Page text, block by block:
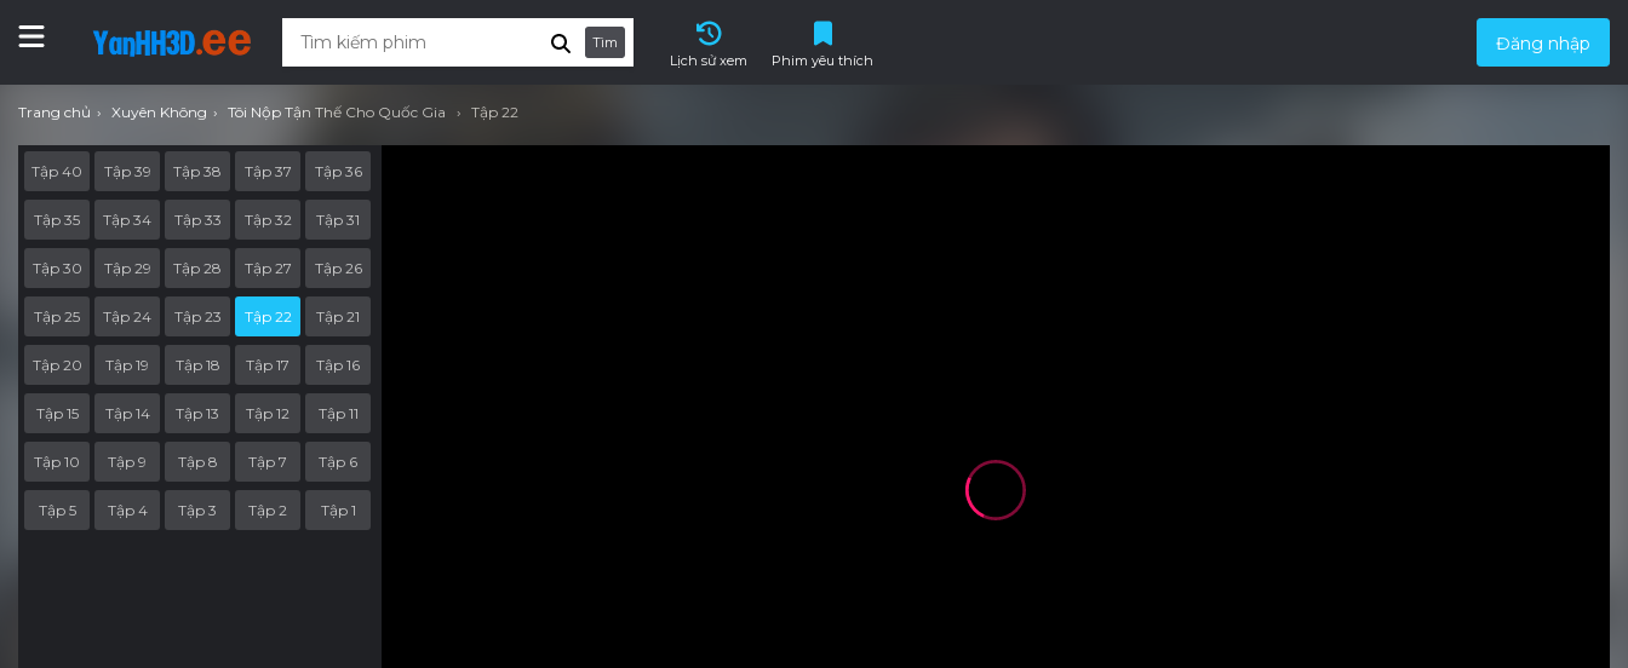
Tìm
Lịch sử xem
Phim yêu thích
Đăng nhập
Trang chủ Xuyên Không Tôi Nộp Tận Thế Cho Quốc Gia Tập 22
Tập 40 Tập 39 Tập 38 Tập 37 Tập 36
Tập 35 Tập 34 Tập 33 Tập 32 Tập 31
Tập 30 Tập 29 Tập 28 Tập 27 Tập 26
Tập 25 Tập 24 Tập 23 Tập 22 Tập 21
Tập 20 Tập 19 Tập 18 Tập 17 Tập 16
Tập 15 Tập 14 Tập 13 Tập 12 Tập 11
Tập 10 Tập 9 Tập 8 Tập 7 Tập 6
Tập 5 Tập 4 Tập 3 Tập 2 Tập 1